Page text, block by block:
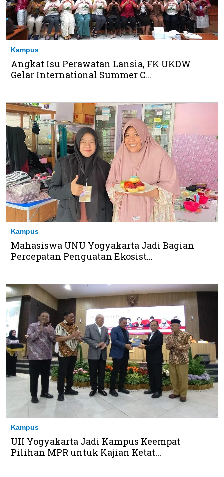
Kampus
Angkat Isu Perawatan Lansia, FK UKDW
Gelar International Summer C...
Kampus
Mahasiswa UNU Yogyakarta Jadi Bagian
Percepatan Penguatan Ekosist...
Kampus
UII Yogyakarta Jadi Kampus Keempat
Pilihan MPR untuk Kajian Ketat...